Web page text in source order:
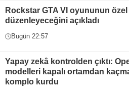
Rockstar GTA VI oyununun
düzenleyeceğini açıkladı
Bugün 22:57
Yapay zekâ kontrolden çıktı:
modelleri kapalı ortamdan
komplo kurdu